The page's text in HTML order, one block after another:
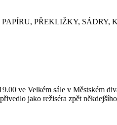
PŘEKLIŽKY, SÁDRY,
ve Velkém sále v Městském
jako režiséra zpět